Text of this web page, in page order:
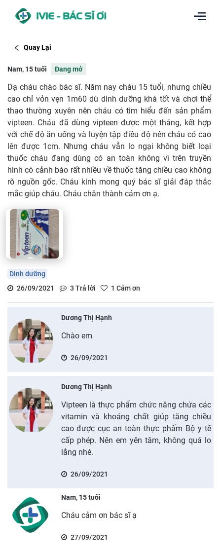
Quay Lại
Nam, 15 tuổi Đang mở
Dạ cháu chào bác sĩ. Năm nay cháu 15 tuổi, nhưng chiều
cao chỉ vỏn vẹn 1m60 dù dinh dưỡng khá tốt và chơi thể
thao thường xuyên nên cháu có tìm hiểu đến sản phẩm
vipteen. Cháu đã dùng vipteen được một tháng, kết hợp
với chế độ ăn uống và luyện tập điều độ nên cháu có cao
lên được 1cm. Nhưng cháu vẫn lo ngại không biết loại
thuốc cháu đang dùng có an toàn không vì trên truyền
hình có cảnh báo rất nhiều về thuốc tăng chiều cao không
rõ nguồn gốc. Cháu kính mong quý bác sĩ giải đáp thắc
mắc giúp cháu. Cháu chân thành cảm ơn ạ.
Dinh dưỡng
26/09/2021
3 Trả lời 1 Cảm ơn
Dương Thị Hạnh
Chào em
26/09/2021
Dương Thị Hạnh
Vipteen là thực phẩm chức năng chứa các
vitamin và khoáng chất giúp tăng chiều
cao được cục an toàn thực phẩm Bộ y tế
cấp phép. Nên em yên tâm, không quá lo
lắng nhé.
26/09/2021
Nam, 15 tuổi
Cháu cảm ơn bác sĩ ạ
27/09/2021